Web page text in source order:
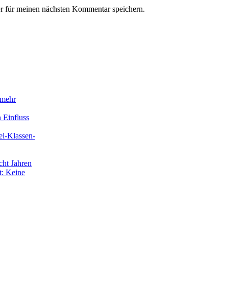
meinen nächsten Kommentar speichern.
Einfluss
Klassen-
Jahren
Keine